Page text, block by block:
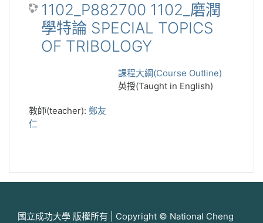
1102_P882700 1102_磨潤
學特論 SPECIAL TOPICS
OF TRIBOLOGY
課程大綱(Course Outline)
英授(Taught in English)
教師(teacher): 鄭友
仁
國立成功大學 版權所有 | Copyright © National Cheng